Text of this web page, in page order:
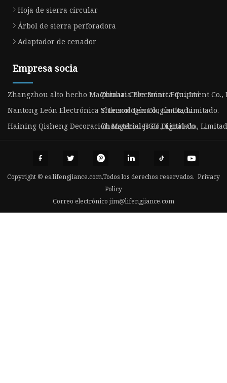
Hoja de sierra circular
Árbol de sierra perforadora
Adaptador de cenador
Empresa socia
Zhangzhou alto hecho Maquinaria Electrónica Co., Ltd
Zhuhai Core Smart Equipment Co.,
Nantong León Electrónica Y Tecnología Co., Limitado
Shinson Tecnología Co., Limitado.
Haining Qisheng Decoración Materiales Co., Limitado.
Changzhou JIGU Digital Co.,
Copyright © es.lifengjiance.com,Todos los derechos reservados. Privacy
Policy
Correo electrónicojim@lifengjiance.com